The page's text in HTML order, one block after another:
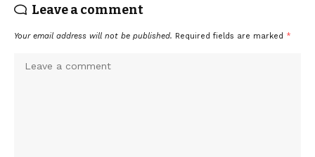
Leave a comment
Your email address will not be published. Required fields are marked *